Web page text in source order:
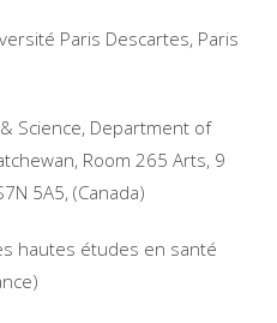
Paris Descartes, Paris
& Science, Department of
Room 265 Arts, 9
5A5, (Canada)
hautes études en santé